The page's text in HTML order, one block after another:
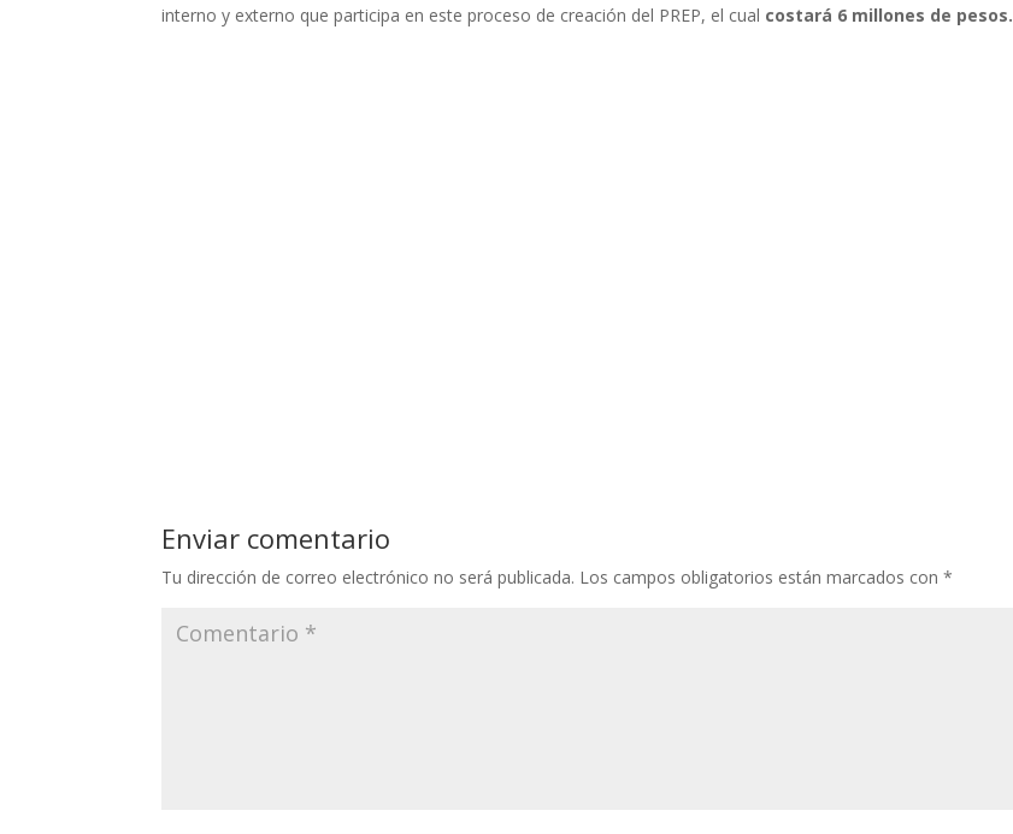
interno y externo que participa en este proceso de creación del PREP, el cual costará 6 millones de pesos.
Enviar comentario
Tu dirección de correo electrónico no será publicada. Los campos obligatorios están marcados con*